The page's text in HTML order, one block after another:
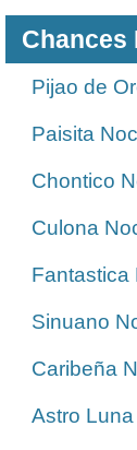
Chances
Pijao de
Paisita
Chontico
Culona
Fantastica
Sinuano
Caribeña
Astro